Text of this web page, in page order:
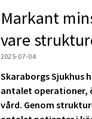
Markant
vare
2025-07-04
Skaraborgs Sjukhus
antalet operationer,
vård. Genom